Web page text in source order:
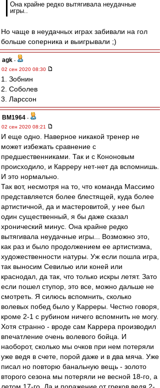
Она крайне редко вытягивала неудачные
игры..
Но чаще в неудачных играх забивали на гол
больше соперника и выигрывали ;)
agk -
02 сен 2020 08:30
1. Зобнин
2. Соболев
3. Ларссон
BM1964 -
02 сен 2020 08:21
И еще одно. Наверное никакой тренер не
может избежать сравнение с
предшественниками. Так и с Кононовым
происходило, и Карреру нет-нет да вспомнишь.
И это нормально.
Так вот, несмотря на то, что команда Массимо
представляется более блестящей, куда более
артистичной, да и мастеровитой, у нее был
один существенный, я бы даже сказал
хронический минус. Она крайне редко
вытягивала неудачные игры... Возможно это,
как раз и было продолжением ее артистизма,
художественности натуры. Уж если пошла игра,
так выносим Севилью или коней или
краснодал, да так, что только искры летят. Зато
если пошел ступор, это все, можно дальше не
смотреть. Я силюсь вспомнить, сколько
волевых побед было у Карреры. Честно говоря,
кроме 2-1 с рубином ничего вспомнить не могу.
Хотя странно - вроде сам Каррера производил
впечатление очень волевого бойца. И
наоборот, сколько мы очков при нем потеряли
уже ведя в счете, порой даже и в два мяча. Уже
писал но повторю банальную вещь - золото
второго сезона мы потеряли не весной 18-го, а